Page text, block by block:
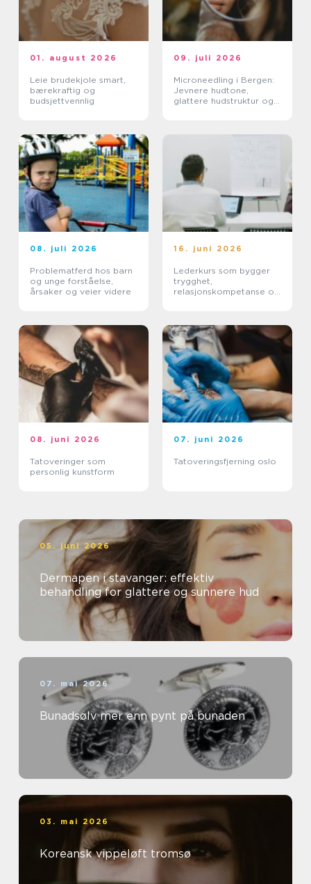
01. august 2026
Leie brudekjole smart,
bærekraftig og
budsjettvennlig
09. juli 2026
Microneedling i Bergen:
Jevnere hudtone,
glattere hudstruktur og
08. juli 2026
Problematferd hos barn
og unge forståelse,
årsaker og veier videre
16. juni 2026
Lederkurs som bygger
trygghet,
relasjonskompetanse og
08. juni 2026
Tatoveringer som
personlig kunstform
07. juni 2026
Tatoveringsfjerning oslo
05. juni 2026
Dermapen i stavanger: effektiv
behandling for glattere og sunnere hud
07. mai 2026
Bunadsølv mer enn pynt på bunaden
03. mai 2026
Koreansk vippeløft tromsø